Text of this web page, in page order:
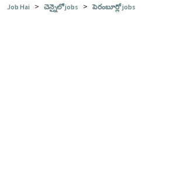
Job Hai > చెన్నైలో jobs > పెరంబూర్లో jobs